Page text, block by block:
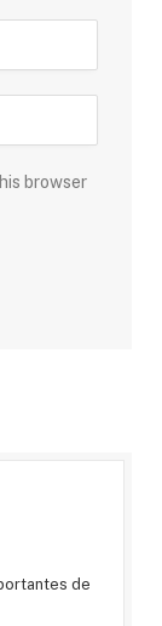
browser
de